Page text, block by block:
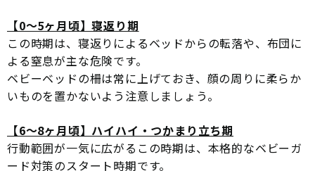
【0〜5ヶ月頃】寝返り期
この時期は、寝返りによるベッドからの転落や、布団に
よる窒息が主な危険です。
ベビーベッドの柵は常に上げておき、顔の周りに柔らか
いものを置かないよう注意しましょう。
【6〜8ヶ月頃】ハイハイ・つかまり立ち期
行動範囲が一気に広がるこの時期は、本格的なベビーガ
ード対策のスタート時期です。